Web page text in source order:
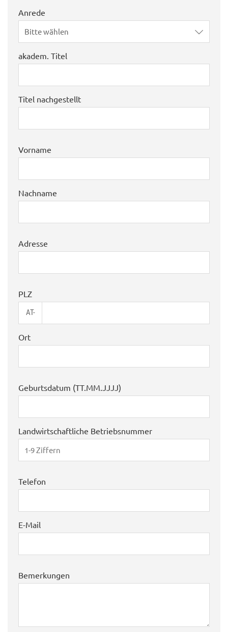
Anrede
Bitte wählen
akadem. Titel
Titel nachgestellt
Vorname
Nachname
Adresse
PLZ
AT-
Ort
Geburtsdatum (TT.MM.JJJJ)
Landwirtschaftliche Betriebsnummer
Telefon
E-Mail
Bemerkungen